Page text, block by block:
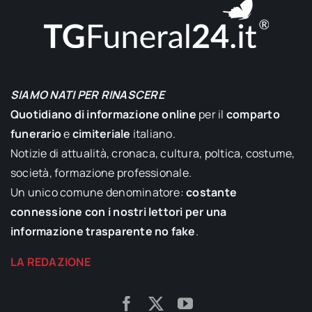
SIAMO NATI PER RINASCERE
Quotidiano di informazione online per il comparto
funerarioecimiteriale italiano.
Notizie di attualità, cronaca, cultura, poltica, costume,
società, formazione professionale.
Un unico comune denominatore:costante
connessione con i nostri lettori per una
informazione trasparente no fake.
LA REDAZIONE